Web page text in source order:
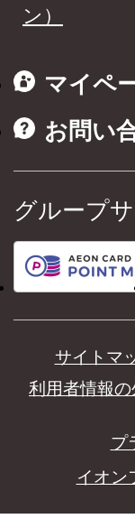
ン）
マイペ
お問い
グループ
サイトマ
利用者情報
プ
イオン